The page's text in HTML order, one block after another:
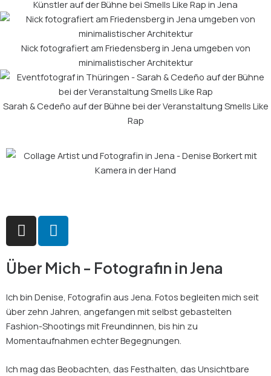
Künstler auf der Bühne bei Smells Like Rap in Jena
Nick fotografiert am Friedensberg in Jena umgeben von
minimalistischer Architektur
Sarah & Cedeño auf der Bühne bei der Veranstaltung Smells Like
Rap
I
n
s
t
g
r
a
m
L
i
n
k
d
i
n
Über Mich - Fotografin in Jena
Ich bin Denise, Fotografin aus Jena. Fotos begleiten mich seit
über zehn Jahren, angefangen mit selbst gebastelten
Fashion-Shootings mit Freundinnen, bis hin zu
Momentaufnahmen echter Begegnungen.
Ich mag das Beobachten, das Festhalten, das Unsichtbare